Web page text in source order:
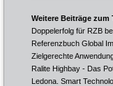
Weitere Beiträge zum
Doppelerfolg für RZB
Referenzbuch Global
Zielgerechte
Ralite Highbay - Das
Ledona. Smart